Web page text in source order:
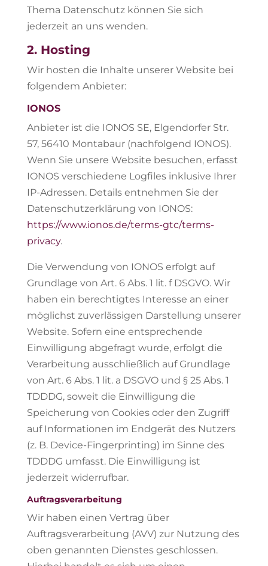
Thema Datenschutz können Sie sich
jederzeit an uns wenden.
2. Hosting
Wir hosten die Inhalte unserer Website bei
folgendem Anbieter:
IONOS
Anbieter ist die IONOS SE, Elgendorfer Str.
57, 56410 Montabaur (nachfolgend IONOS).
Wenn Sie unsere Website besuchen, erfasst
IONOS verschiedene Logfiles inklusive Ihrer
IP-Adressen. Details entnehmen Sie der
Datenschutzerklärung von IONOS:
https://www.ionos.de/terms-gtc/terms-
privacy.
Die Verwendung von IONOS erfolgt auf
Grundlage von Art. 6 Abs. 1 lit. f DSGVO. Wir
haben ein berechtigtes Interesse an einer
möglichst zuverlässigen Darstellung unserer
Website. Sofern eine entsprechende
Einwilligung abgefragt wurde, erfolgt die
Verarbeitung ausschließlich auf Grundlage
von Art. 6 Abs. 1 lit. a DSGVO und § 25 Abs. 1
TDDDG, soweit die Einwilligung die
Speicherung von Cookies oder den Zugriff
auf Informationen im Endgerät des Nutzers
(z. B. Device-Fingerprinting) im Sinne des
TDDDG umfasst. Die Einwilligung ist
jederzeit widerrufbar.
Auftragsverarbeitung
Wir haben einen Vertrag über
Auftragsverarbeitung (AVV) zur Nutzung des
oben genannten Dienstes geschlossen.